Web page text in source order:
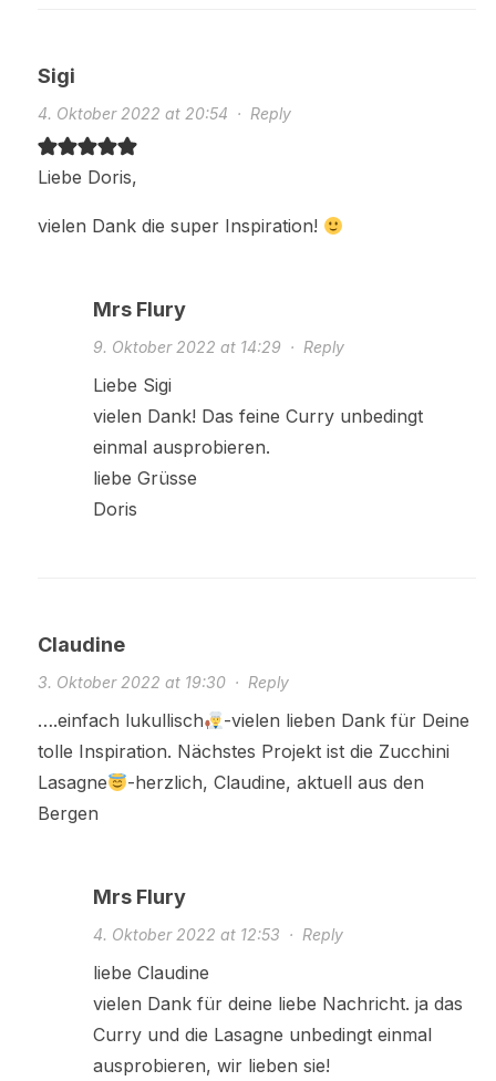
Sigi
4. Oktober 2022 at 20:54 · Reply
Liebe Doris,
vielen Dank die super Inspiration!
Mrs Flury
9. Oktober 2022 at 14:29 · Reply
Liebe Sigi
vielen Dank! Das feine Curry unbedingt
einmal ausprobieren.
liebe Grüsse
Doris
Claudine
3. Oktober 2022 at 19:30· Reply
….einfach lukullisch
-vielen lieben Dank für Deine
tolle Inspiration. Nächstes Projekt ist die Zucchini
Lasagne
-herzlich, Claudine, aktuell aus den
Bergen
Mrs Flury
4. Oktober 2022 at 12:53 · Reply
liebe Claudine
vielen Dank für deine liebe Nachricht. ja das
Curry und die Lasagne unbedingt einmal
ausprobieren, wir lieben sie!